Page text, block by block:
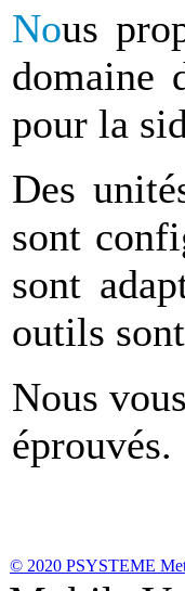
Nous
domaine
pour la
Des
sont
sont
outils
Nous
éprouvés.
© 2020 PSYSTEME